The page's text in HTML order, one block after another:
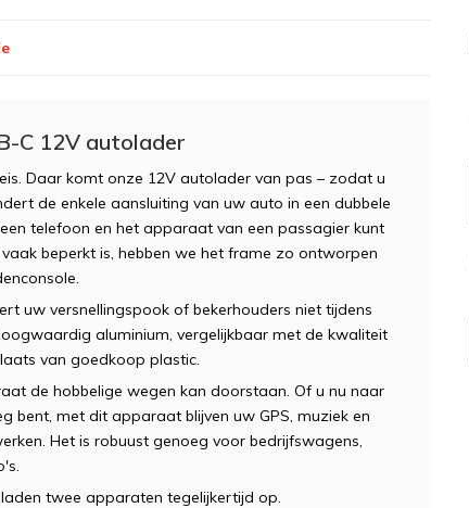
C 12V autolader
Daar komt onze 12V autolader van pas – zodat u
de enkele aansluiting van uw auto in een dubbele
telefoon en het apparaat van een passagier kunt
beperkt is, hebben we het frame zo ontworpen
uw versnellingspook of bekerhouders niet tijdens
aluminium, vergelijkbaar met de kwaliteit
van goedkoop plastic.
de hobbelige wegen kan doorstaan. Of u nu naar
bent, met dit apparaat blijven uw GPS, muziek en
Het is robuust genoeg voor bedrijfswagens,
twee apparaten tegelijkertijd op.